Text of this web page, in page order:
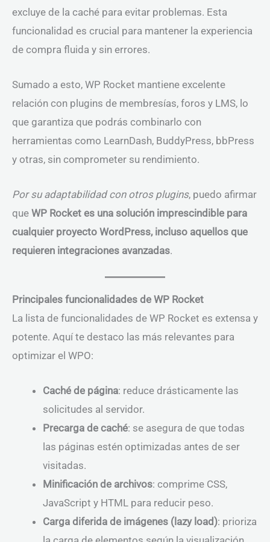
excluye de la caché para evitar problemas. Esta
funcionalidad es crucial para mantener la experiencia
de compra fluida y sin errores.
Sumado a esto, WP Rocket mantiene excelente
relación con plugins de membresías, foros y LMS, lo
que garantiza que podrás combinarlo con
herramientas como LearnDash, BuddyPress, bbPress
y otras, sin comprometer su rendimiento.
Por su adaptabilidad con otros plugins, puedo afirmar
que WP Rocket es una solución imprescindible para
cualquier proyecto WordPress, incluso aquellos que
requieren integraciones avanzadas.
Principales funcionalidades de WP Rocket
La lista de funcionalidades de WP Rocket es extensa y
potente. Aquí te destaco las más relevantes para
optimizar el WPO:
Caché de página: reduce drásticamente las
solicitudes al servidor.
Precarga de caché: se asegura de que todas
las páginas estén optimizadas antes de ser
visitadas.
Minificación de archivos: comprime CSS,
JavaScript y HTML para reducir peso.
Carga diferida de imágenes (lazy load): prioriza